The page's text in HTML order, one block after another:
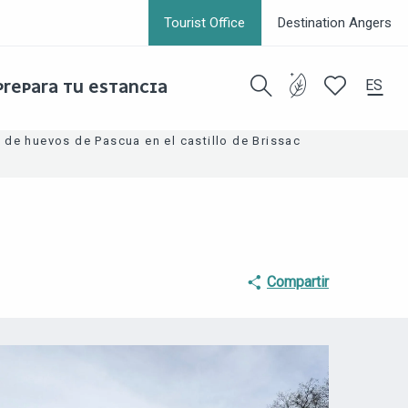
ES
Tourist Office Destination Angers
TU ESTANCIA
de huevos de Pascua en el castillo de Brissac
Compartir